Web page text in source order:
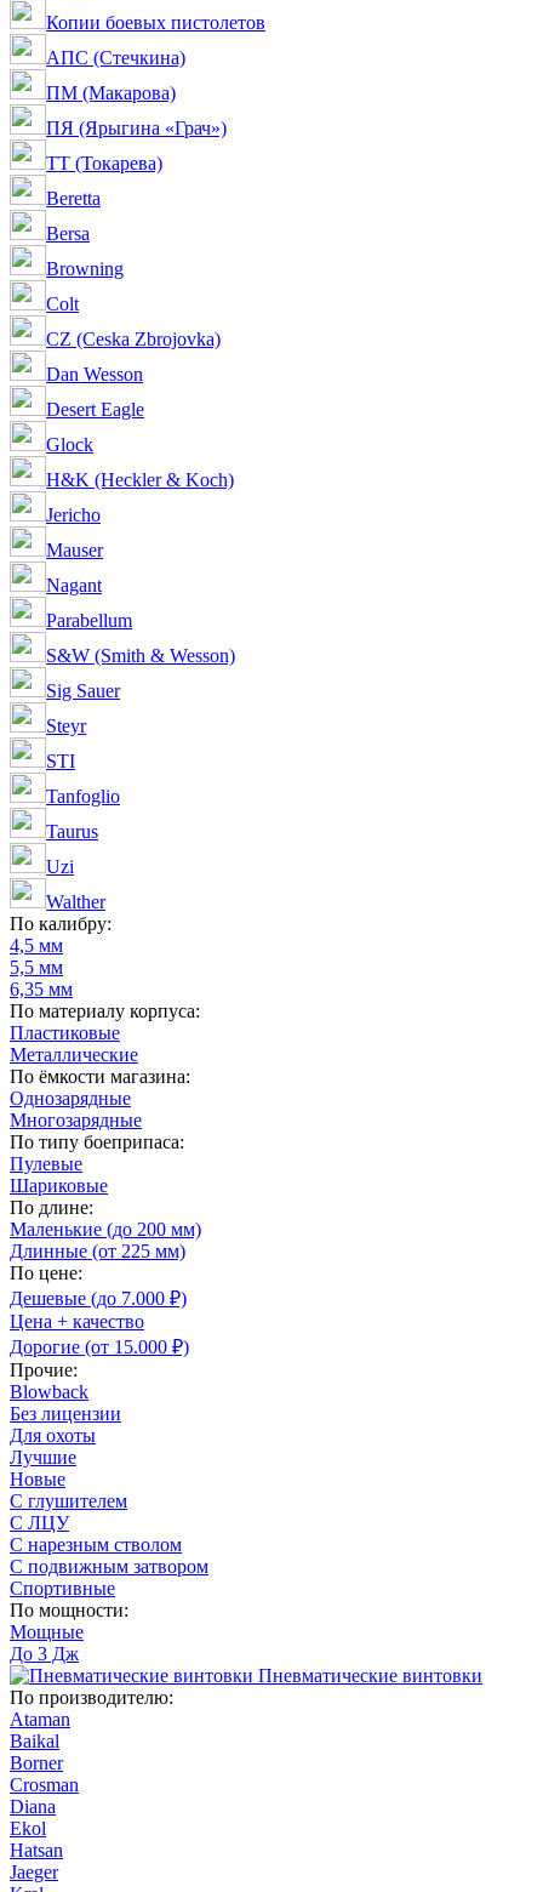
Копии боевых пистолетов
АПС (Стечкина)
ПМ (Макарова)
ПЯ (Ярыгина «Грач»)
ТТ (Токарева)
Beretta
Bersa
Browning
Colt
CZ (Ceska Zbrojovka)
Dan Wesson
Desert Eagle
Glock
H&K (Heckler & Koch)
Jericho
Mauser
Nagant
Parabellum
S&W (Smith & Wesson)
Sig Sauer
Steyr
STI
Tanfoglio
Taurus
Uzi
Walther
По калибру:
4,5 мм
5,5 мм
6,35 мм
По материалу корпуса:
Пластиковые
Металлические
По ёмкости магазина:
Однозарядные
Многозарядные
По типу боеприпаса:
Пулевые
Шариковые
По длине:
Маленькие (до 200 мм)
Длинные (от 225 мм)
По цене:
Дешевые (до 7.000 ₽)
Цена + качество
Дорогие (от 15.000 ₽)
Прочие:
Blowback
Без лицензии
Для охоты
Лучшие
Новые
С глушителем
С ЛЦУ
С нарезным стволом
С подвижным затвором
Спортивные
По мощности:
Мощные
До 3 Дж
Пневматические винтовки
По производителю:
Ataman
Baikal
Borner
Crosman
Diana
Ekol
Hatsan
Jaeger